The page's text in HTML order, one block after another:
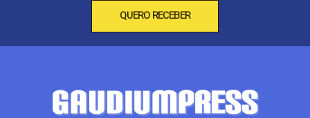
QUERO RECEBER